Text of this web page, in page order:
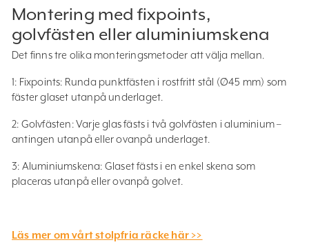
Montering med fixpoints,
golvfästen eller aluminiumskena
Det finns tre olika monteringsmetoder att välja mellan.
1: Fixpoints: Runda punktfästen i rostfritt stål (Ø45 mm) som
fäster glaset utanpå underlaget.
2: Golvfästen: Varje glas fästs i två golvfästen i aluminium –
antingen utanpå eller ovanpå underlaget.
3: Aluminiumskena: Glaset fästs i en enkel skena som
placeras utanpå eller ovanpå golvet.
Läs mer om vårt stolpfria räcke här >>